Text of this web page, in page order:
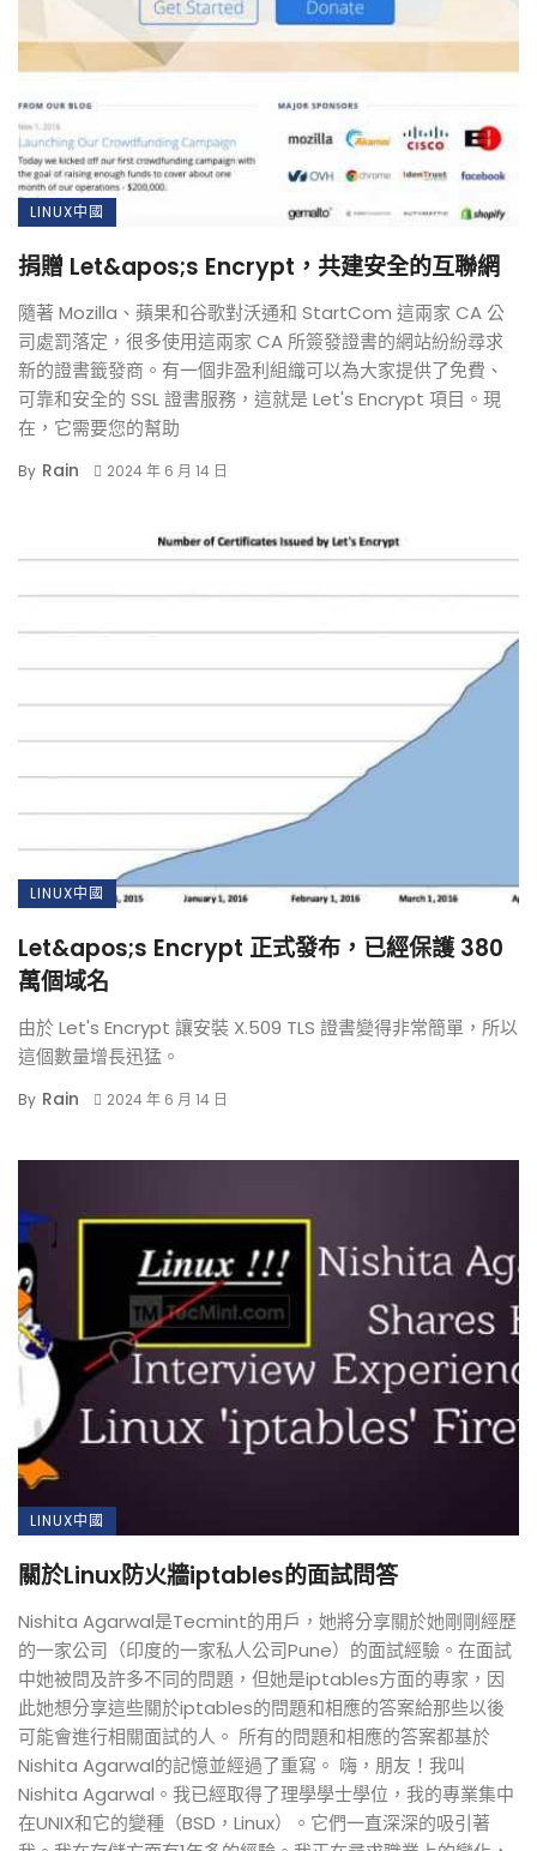
LINUX中國
捐贈 Let&apos;s Encrypt，共建安全的互聯網
隨著 Mozilla、蘋果和谷歌對沃通和 StartCom 這兩家 CA 公
司處罰落定，很多使用這兩家 CA 所簽發證書的網站紛紛尋求
新的證書籤發商。有一個非盈利組織可以為大家提供了免費、
可靠和安全的 SSL 證書服務，這就是 Let's Encrypt 項目。現
在，它需要您的幫助
By Rain 2024 年 6 月 14 日
LINUX中國
Let&apos;s Encrypt 正式發布，已經保護 380
萬個域名
由於 Let's Encrypt 讓安裝 X.509 TLS 證書變得非常簡單，所以
這個數量增長迅猛。
By Rain 2024 年 6 月 14 日
LINUX中國
關於Linux防火牆iptables的面試問答
Nishita Agarwal是Tecmint的用戶，她將分享關於她剛剛經歷
的一家公司（印度的一家私人公司Pune）的面試經驗。在面試
中她被問及許多不同的問題，但她是iptables方面的專家，因
此她想分享這些關於iptables的問題和相應的答案給那些以後
可能會進行相關面試的人。 所有的問題和相應的答案都基於
Nishita Agarwal的記憶並經過了重寫。 嗨，朋友！我叫
Nishita Agarwal。我已經取得了理學學士學位，我的專業集中
在UNIX和它的變種（BSD，Linux）。它們一直深深的吸引著